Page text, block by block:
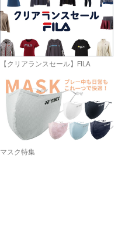
カートへ進む
【クリアランスセール】FILA
マスク特集